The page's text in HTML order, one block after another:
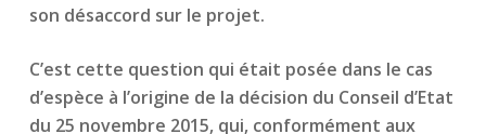
son désaccord sur le projet.
C’est cette question qui était posée dans le cas
d’espèce à l’origine de la décision du Conseil d’Etat
du 25 novembre 2015, qui, conformément aux